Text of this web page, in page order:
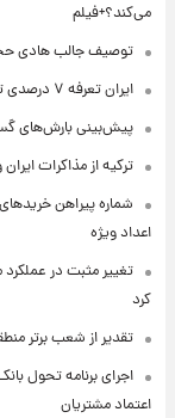
می‌کند؟+فیلم
توصیف جالب هادی
ایران تعرفه ۷ درصدی تردد از تنگه هرمز را ابلاغ کرد
پیش‌بینی بارش‌های
ترکیه از مذاکرات
شماره پیراهن
اعداد ویژه
کرد
تقدیر از شعب برتر
اجرای برنامه تحول
اعتماد مشتریان